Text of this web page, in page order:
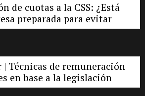
de cuotas a la CSS: ¿Está
preparada para evitar
riesgo penal?
| Técnicas de remuneración
en base a la legislación